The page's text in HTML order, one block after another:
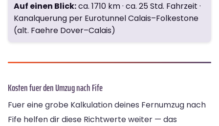
Auf einen Blick:ca. 1710 km · ca. 25 Std. Fahrzeit ·
Kanalquerung per Eurotunnel Calais–Folkestone
(alt. Faehre Dover–Calais)
Kosten fuer den Umzug nach Fife
Fuer eine grobe Kalkulation deines Fernumzug nach
Fife helfen dir diese Richtwerte weiter — das